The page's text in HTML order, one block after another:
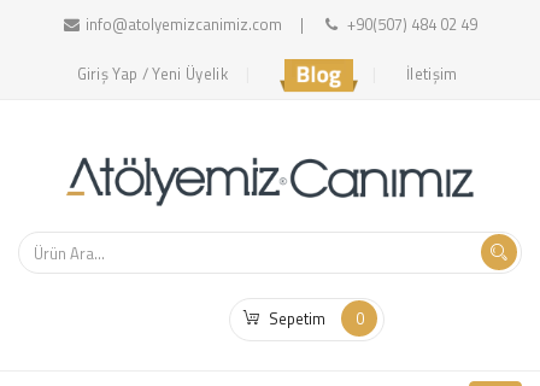
info@atolyemizcanimiz.com +90(507) 484 02 49
Giriş Yap / Yeni Üyelik İletişim
Sepetim 0